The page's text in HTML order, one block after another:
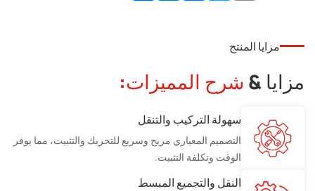
مزايا المنتج
مزايا & شرح المميزات:
سهولة التركيب والتنقل
التصميم المعياري مريح وسريع للتحريك والتثبيت، مما يوفر
الوقت وتكلفة التثبيت.
النقل والتجميع المبسط